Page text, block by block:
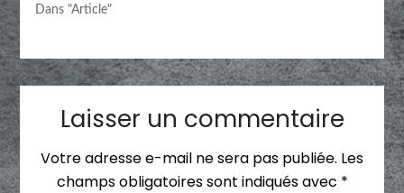
Dans "Article"
Laisser un commentaire
Votre adresse e-mail ne sera pas publiée. Les
champs obligatoires sont indiqués avec *